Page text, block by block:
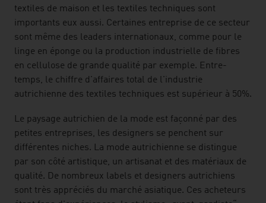
textiles de maison et les textiles techniques sont
importants eux aussi. Certaines entreprise de ce secteur
sont même des leaders internationaux, comme pour le
linge en éponge ou la production industrielle de fibres
en cellulose de grande qualité par exemple. Entre-
temps, le chiffre d'affaires total de l'industrie
autrichienne des textiles techniques est supérieur à 50%.
Le paysage autrichien de la mode est façonné par des
petites entreprises, les designers se penchent sur
différentes niches. La mode autrichienne se distingue
par son côté artistique, un artisanat et des matériaux de
qualité. De nombreux labels et designers autrichiens
sont très appréciés du marché asiatique. Ces acheteurs